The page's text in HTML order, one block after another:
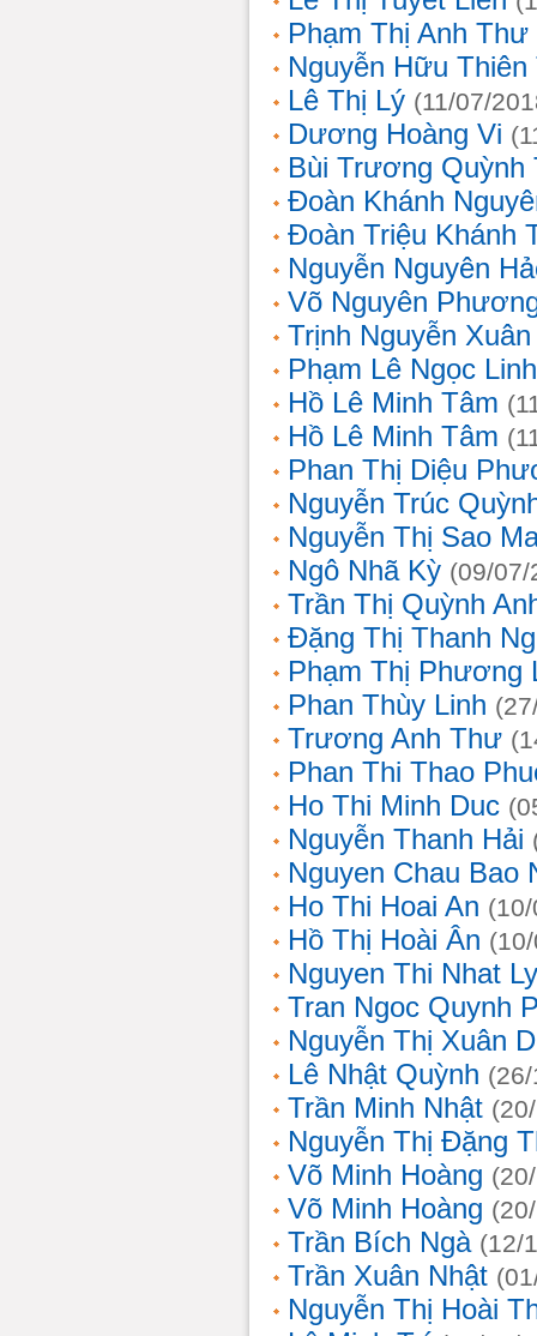
Phạm Thị Anh Thư
Nguyễn Hữu Thiên
Lê Thị Lý (11/07/
Dương Hoàng Vi
Bùi Trương Quỳnh
Đoàn Khánh
Đoàn Triệu Khánh
Nguyễn Nguyên
Võ Nguyên
Trịnh Nguyễn
Phạm Lê Ngọc Linh
Hồ Lê Minh Tâm
Hồ Lê Minh Tâm
Phan Thị Diệu
Nguyễn Trúc
Nguyễn Thị Sao
Ngô Nhã Kỳ (09/07/
Trần Thị Quỳnh
Đặng Thị Thanh
Phạm Thị Phương
Phan Thùy Linh
Trương Anh Thư
Phan Thi Thao
Ho Thi Minh Duc
Nguyễn Thanh Hải
Nguyen Chau Bao
Ho Thi Hoai An
Hồ Thị Hoài Ân
Nguyen Thi Nhat Ly
Tran Ngoc Quynh
Nguyễn Thị Xuân
Lê Nhật Quỳnh
Trần Minh Nhật
Nguyễn Thị Đặng
Võ Minh Hoàng
Võ Minh Hoàng
Trần Bích Ngà (12/
Trần Xuân Nhật
Nguyễn Thị Hoài